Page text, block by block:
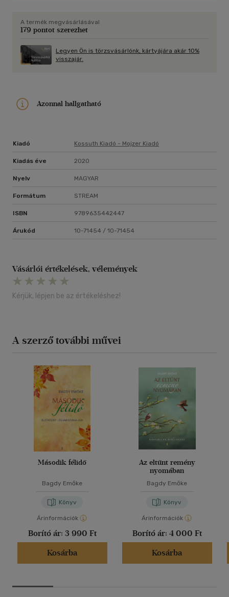
A termék megvásárlásával
179 pontot szerezhet
Legyen Ön is törzsvásárlónk, kártyájára akár 10%
visszajár.
Azonnal hallgatható
Kiadó Kossuth Kiadó - Mojzer Kiadó
Kiadás éve 2020
Nyelv MAGYAR
Formátum STREAM
ISBN 9789635442447
Árukód 10-71454 / 10-71454
Vásárlói értékelések, vélemények
Kérjük, lépjen be az értékeléshez!
A szerző további művei
Második félidő
Bagdy Emőke
Könyv
Árinformációk
Borító ár: 3 990 Ft
Kosárba
Az eltűnt remény
nyomában
Bagdy Emőke
Könyv
Árinformációk
Borító ár: 4 000 Ft
Kosárba